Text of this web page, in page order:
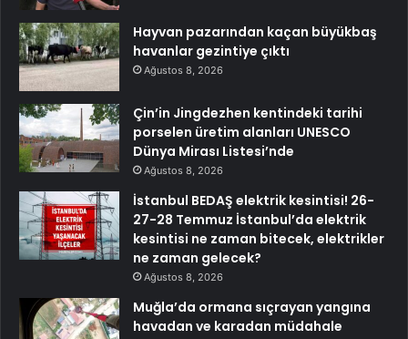
Hayvan pazarından kaçan büyükbaş
havanlar gezintiye çıktı
Ağustos 8, 2026
Çin’in Jingdezhen kentindeki tarihi
porselen üretim alanları UNESCO
Dünya Mirası Listesi’nde
Ağustos 8, 2026
İstanbul BEDAŞ elektrik kesintisi! 26-
27-28 Temmuz İstanbul’da elektrik
kesintisi ne zaman bitecek, elektrikler
ne zaman gelecek?
Ağustos 8, 2026
Muğla’da ormana sıçrayan yangına
havadan ve karadan müdahale